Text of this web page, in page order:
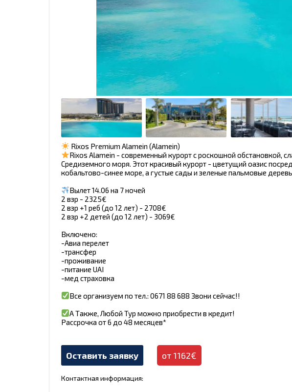
Rixos Premium Alamein (Alamein)
Rixos Alamein - современный курорт с роскошной обстановкой,
Средиземного моря. Этот красивый курорт - цветущий оазис
кобальтово-синее море, а густые сады и зеленые пальмовые
Вылет 14.06 на 7 ночей
2 взр - 2325€
2 взр +1 реб (до 12 лет) - 2708€
2 взр +2 детей (до 12 лет) - 3069€
Включено:
-Авиа перелет
-трансфер
-проживание
-питание UAI
-мед страховка
Все организуем по тел.: 0671 88 688 Звони сейчас!!
А Также, Любой Тур можно приобрести в кредит!
Рассрочка от 6 до 48 месяцев*
Оставить заявку от 1162€
Контактная информация: